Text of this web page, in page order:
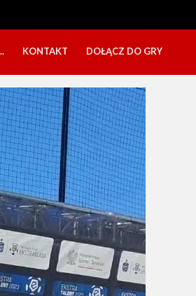
2025
KONTAKT DOŁĄCZ DO GRY
NABÓR SENIORÓW